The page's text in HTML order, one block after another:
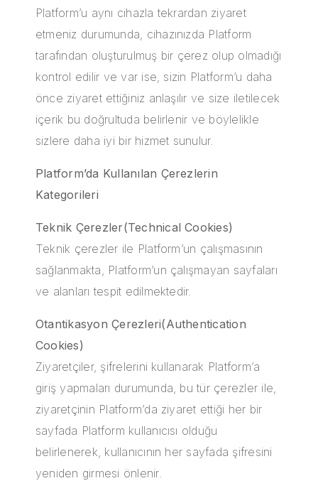
Platform’u aynı cihazla tekrardan ziyaret
etmeniz durumunda, cihazınızda Platform
tarafından oluşturulmuş bir çerez olup olmadığı
kontrol edilir ve var ise, sizin Platform’u daha
önce ziyaret ettiğiniz anlaşılır ve size iletilecek
içerik bu doğrultuda belirlenir ve böylelikle
sizlere daha iyi bir hizmet sunulur.
Platform’da Kullanılan Çerezlerin
Kategorileri
Teknik Çerezler(Technical Cookies)
Teknik çerezler ile Platform’un çalışmasının
sağlanmakta, Platform’un çalışmayan sayfaları
ve alanları tespit edilmektedir.
Otantikasyon Çerezleri(Authentication
Cookies)
Ziyaretçiler, şifrelerini kullanarak Platform’a
giriş yapmaları durumunda, bu tür çerezler ile,
ziyaretçinin Platform’da ziyaret ettiği her bir
sayfada Platform kullanıcısı olduğu
belirlenerek, kullanıcının her sayfada şifresini
yeniden girmesi önlenir.